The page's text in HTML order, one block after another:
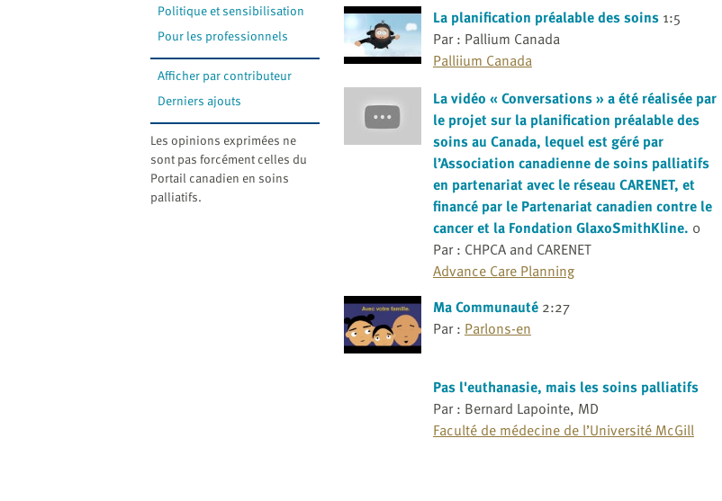
Politique et sensibilisation
Pour les professionnels
Afficher par contributeur
Derniers ajouts
Les opinions exprimées ne
sont pas forcément celles du
Portail canadien en soins
palliatifs.
La planification préalable des soins 1:5
Par : Pallium Canada
Palliium Canada
La vidéo « Conversations » a été réalisée par
le projet sur la planification préalable des
soins au Canada, lequel est géré par
l’Association canadienne de soins palliatifs
en partenariat avec le réseau CARENET, et
financé par le Partenariat canadien contre le
cancer et la Fondation GlaxoSmithKline. 0
Par : CHPCA and CARENET
Advance Care Planning
Ma Communauté 2:27
Par : Parlons-en
Pas l'euthanasie, mais les soins palliatifs
Par : Bernard Lapointe, MD
Faculté de médecine de l’Université McGill